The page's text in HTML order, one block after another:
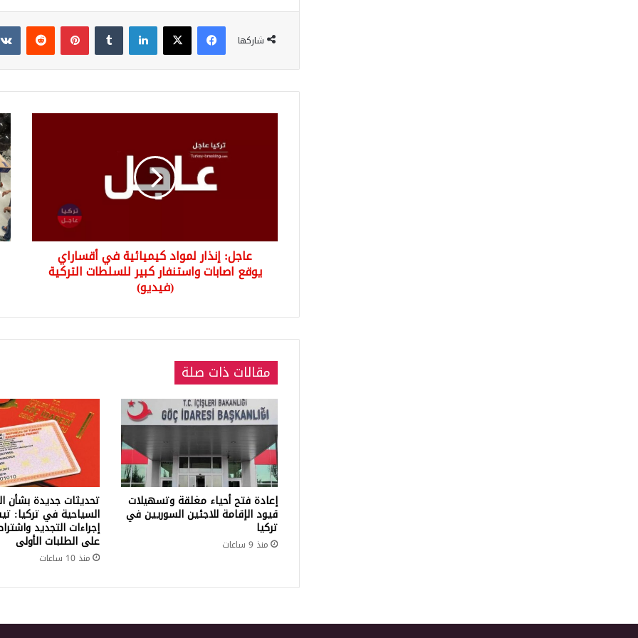
شاركها
فيسبوك‫X لينكدإن بينتيريست
واستنفار
للسلطات
التركية
عاجل: إنذار لمواد كيميائية في أقساراي
يوقع اصابات واستنفار كبير للسلطات التركية
(فيديو)
..
مقالات ذات صلة
إعادة فتح أحياء مغلقة وتسهيلات
قيود الإقامة للاجئين السوريين في
تركيا
منذ 9 ساعات
تحديثات جديدة بشأن
السياحية في تركيا:
إجراءات التجديد
على الطلبات الأولى
منذ 10 ساعات